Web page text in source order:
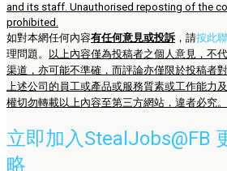
and its staff. Unauthorised reposting of the
prohibited.
如對本網任何內容有任何意見或投訴 ，請按此
理問題。
以上內容僅為投稿者之個人意見，不
渠道，亦可能不準確，而評論亦僅限於投稿者
上述公司的員工或產品或服務質素或工作能力
權切勿轉載以上內容至第三方網站，違者必究。
立即加入StealJobs@FB
略